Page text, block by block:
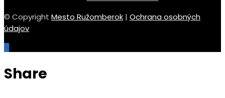
© Copyright Mesto Ružomberok | Ochrana osobných
údajov
Share